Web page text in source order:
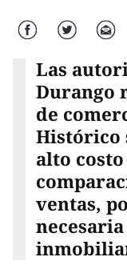
Facebook Twitter Correo
Las
Durango
de
Histórico
alto
ventas,